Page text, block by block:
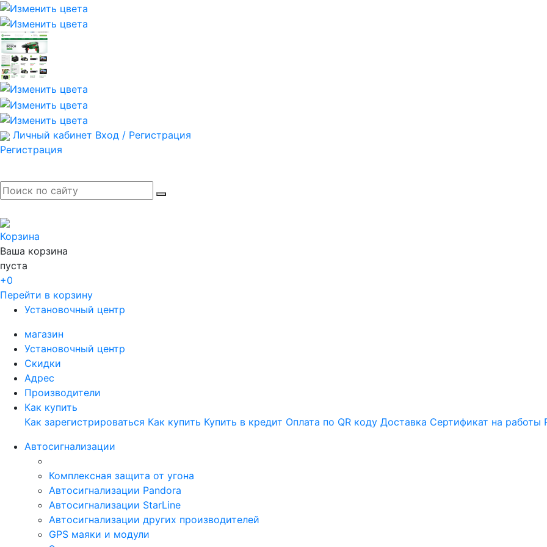
Личный кабинет Вход / Регистрация
Регистрация
Корзина
Ваша корзина
пуста
+0
Перейти в корзину
Установочный центр
магазин
Установочный центр
Скидки
Адрес
Производители
Как купить
Как зарегистрироваться Как купить Купить в кредит Оплата по QR коду Доставка Сертификат на работы
Автосигнализации
Комплексная защита от угона
Автосигнализации Pandora
Автосигнализации StarLine
Автосигнализации других производителей
GPS маяки и модули